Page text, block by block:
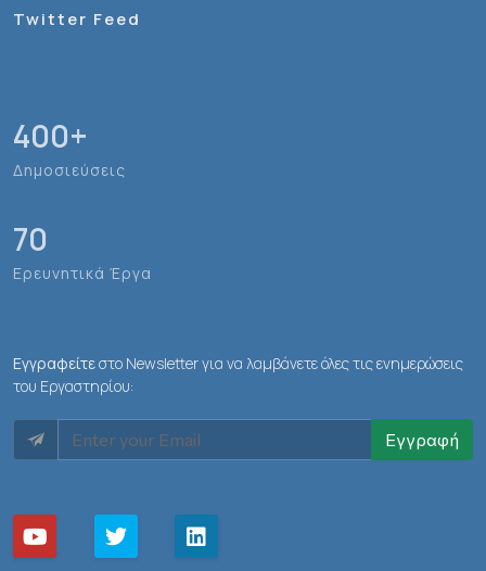
Twitter Feed
400+
Δημοσιεύσεις
70
Ερευνητικά Έργα
Εγγραφείτεστο Newsletter για να λαμβάνετε όλες τις ενημερώσεις
του Εργαστηρίου:
Εγγραφή